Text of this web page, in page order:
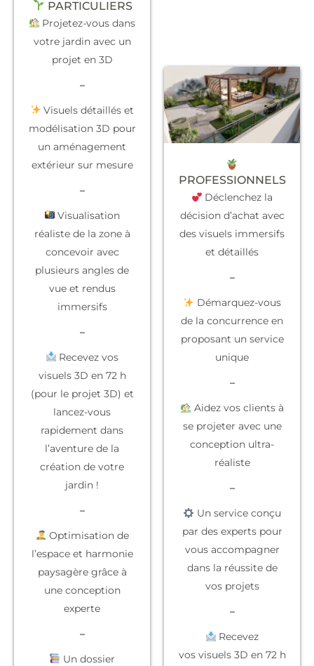
PARTICULIERS
Projetez-vous dans
votre jardin avec un
projet en 3D
–
Visuels détaillés et
modélisation 3D pour
un aménagement
extérieur sur mesure
–
Visualisation
réaliste de la zone à
concevoir avec
plusieurs angles de
vue et rendus
immersifs
–
Recevez vos
visuels 3D en 72 h
(pour le projet 3D) et
lancez-vous
rapidement dans
l’aventure de la
création de votre
jardin !
–
Optimisation de
l’espace et harmonie
paysagère grâce à
une conception
experte
–
Un dossier
PROFESSIONNELS
Déclenchez la
décision d’achat avec
des visuels immersifs
et détaillés
–
Démarquez-vous
de la concurrence en
proposant un service
unique
–
Aidez vos clients à
se projeter avec une
conception ultra-
réaliste
–
Un service conçu
par des expertspour
vous accompagner
dans la réussite de
vos projets
–
Recevez
vos visuels 3D en 72 h